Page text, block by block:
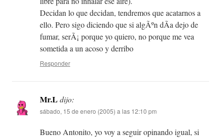
Decidan lo que decidan, tendremos que acatarnos a
ello. Pero sigo diciendo que si algÃºn dÃ­a dejo de
fumar, serÃ¡ porque yo quiero, no porque me vea
sometida a un acoso y derribo
Responder
Mr.Ldijo:
sábado, 15 de enero (2005) a las 12:10 pm
Bueno Antonito, yo voy a seguir opinando igual, si